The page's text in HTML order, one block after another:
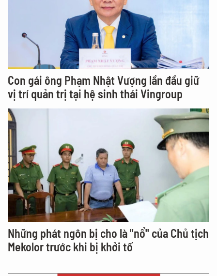
Con gái ông Phạm Nhật Vượng lần đầu giữ
vị trí quản trị tại hệ sinh thái Vingroup
Những phát ngôn bị cho là "nổ" của Chủ tịch
Mekolor trước khi bị khởi tố